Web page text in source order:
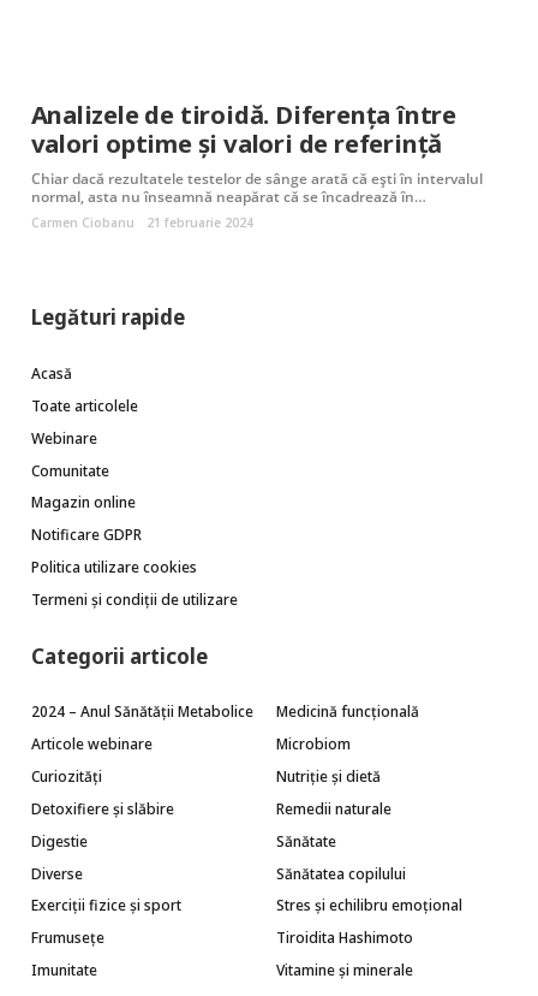
Analizele de tiroidă. Diferența între
valori optime și valori de referință
Chiar dacă rezultatele testelor de sânge arată că ești în intervalul
normal, asta nu înseamnă neapărat că se încadrează în…
Carmen Ciobanu 21 februarie 2024
Legături rapide
Acasă
Toate articolele
Webinare
Comunitate
Magazin online
Notificare GDPR
Politica utilizare cookies
Termeni și condiții de utilizare
Categorii articole
2024 – Anul Sănătății Metabolice
Articole webinare
Curiozități
Detoxifiere și slăbire
Digestie
Diverse
Exerciții fizice și sport
Frumusețe
Imunitate
Medicină funcțională
Microbiom
Nutriție și dietă
Remedii naturale
Sănătate
Sănătatea copilului
Stres și echilibru emoțional
Tiroidita Hashimoto
Vitamine și minerale